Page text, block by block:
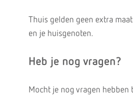
Thuis gelden geen extra
en je huisgenoten.
Heb je nog vragen?
Mocht je nog vragen hebben